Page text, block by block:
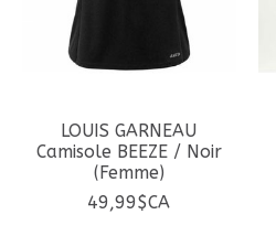
LOUIS GARNEAU
Camisole BEEZE / Noir
(Femme)
49,99$CA